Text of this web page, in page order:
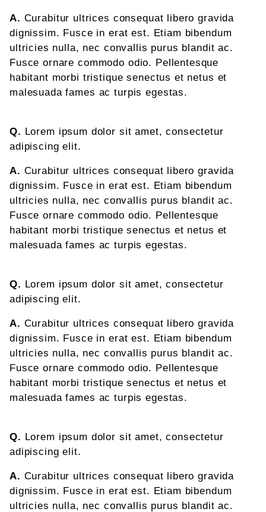
A. Curabitur ultrices consequat libero gravida
dignissim. Fusce in erat est. Etiam bibendum
ultricies nulla, nec convallis purus blandit ac.
Fusce ornare commodo odio. Pellentesque
habitant morbi tristique senectus et netus et
malesuada fames ac turpis egestas.
Q. Lorem ipsum dolor sit amet, consectetur
adipiscing elit.
A. Curabitur ultrices consequat libero gravida
dignissim. Fusce in erat est. Etiam bibendum
ultricies nulla, nec convallis purus blandit ac.
Fusce ornare commodo odio. Pellentesque
habitant morbi tristique senectus et netus et
malesuada fames ac turpis egestas.
Q. Lorem ipsum dolor sit amet, consectetur
adipiscing elit.
A. Curabitur ultrices consequat libero gravida
dignissim. Fusce in erat est. Etiam bibendum
ultricies nulla, nec convallis purus blandit ac.
Fusce ornare commodo odio. Pellentesque
habitant morbi tristique senectus et netus et
malesuada fames ac turpis egestas.
Q. Lorem ipsum dolor sit amet, consectetur
adipiscing elit.
A. Curabitur ultrices consequat libero gravida
dignissim. Fusce in erat est. Etiam bibendum
ultricies nulla, nec convallis purus blandit ac.